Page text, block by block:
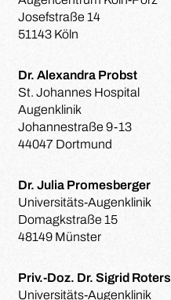
Josefstraße 14
51143 Köln
Dr. Alexandra Probst
St. Johannes Hospital
Augenklinik
Johannestraße 9-13
44047 Dortmund
Dr. Julia Promesberger
Universitäts-Augenklinik
Domagkstraße 15
48149 Münster
Priv.-Doz. Dr. Sigrid Roters
Universitäts-Augenklinik